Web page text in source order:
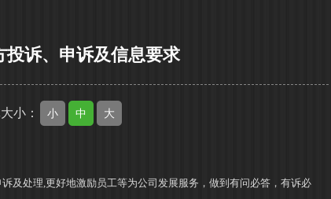
投诉、申诉及信息要求
小： 小 中 大
及处理 ,更好地激励员工等为公司发展服务，做到有问必答，有诉必